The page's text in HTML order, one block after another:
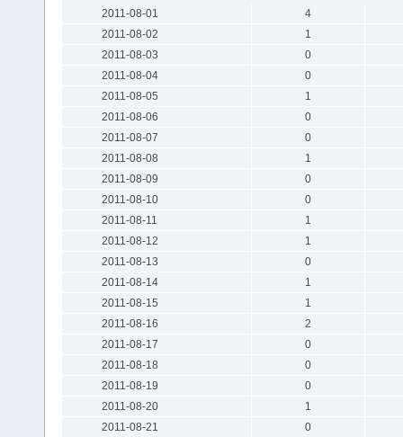
2011-08-01
4
2011-08-02
1
2011-08-03
0
2011-08-04
0
2011-08-05
1
2011-08-06
0
2011-08-07
0
2011-08-08
1
2011-08-09
0
2011-08-10
0
2011-08-11
1
2011-08-12
1
2011-08-13
0
2011-08-14
1
2011-08-15
1
2011-08-16
2
2011-08-17
0
2011-08-18
0
2011-08-19
0
2011-08-20
1
2011-08-21
0